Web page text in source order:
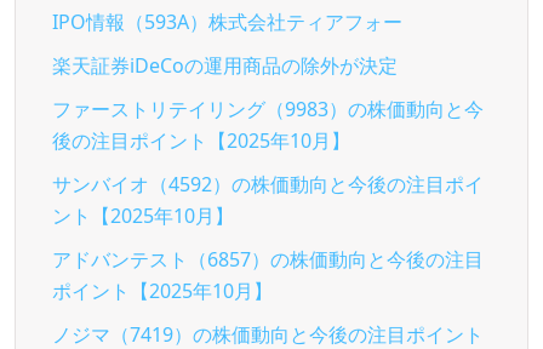
IPO情報（593A）株式会社ティアフォー
楽天証券iDeCoの運用商品の除外が決定
ファーストリテイリング（9983）の株価動向と今
後の注目ポイント【2025年10月】
サンバイオ（4592）の株価動向と今後の注目ポイ
ント【2025年10月】
アドバンテスト（6857）の株価動向と今後の注目
ポイント【2025年10月】
ノジマ（7419）の株価動向と今後の注目ポイント